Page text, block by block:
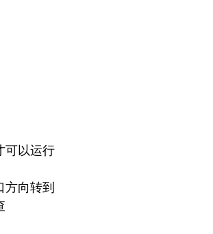
可以运行
向转到